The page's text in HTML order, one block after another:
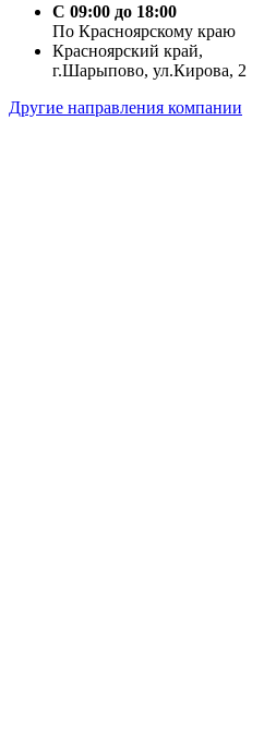
С 09:00 до 18:00
По Красноярскому краю
Красноярский край,
г.Шарыпово, ул.Кирова, 2
Другие направления компании